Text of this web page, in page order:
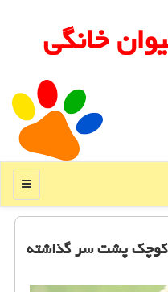
خانگی
منو
كوچك پشت سر گذاشته